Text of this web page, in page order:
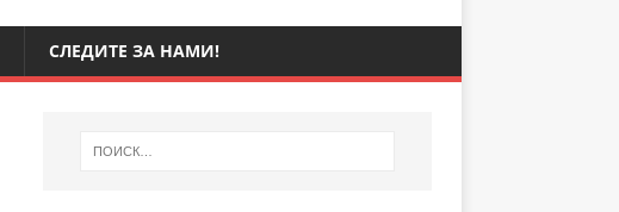
СЛЕДИТЕ ЗА НАМИ!